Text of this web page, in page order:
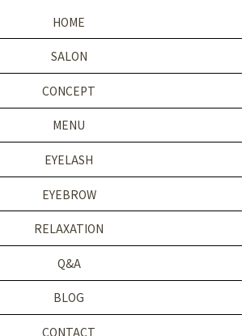
HOME
SALON
CONCEPT
MENU
EYELASH
EYEBROW
RELAXATION
Q&A
BLOG
CONTACT